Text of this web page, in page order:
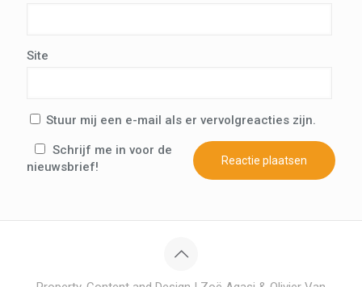
Site
Stuur mij een e-mail als er vervolgreacties zijn.
Schrijf me in voor de
nieuwsbrief!